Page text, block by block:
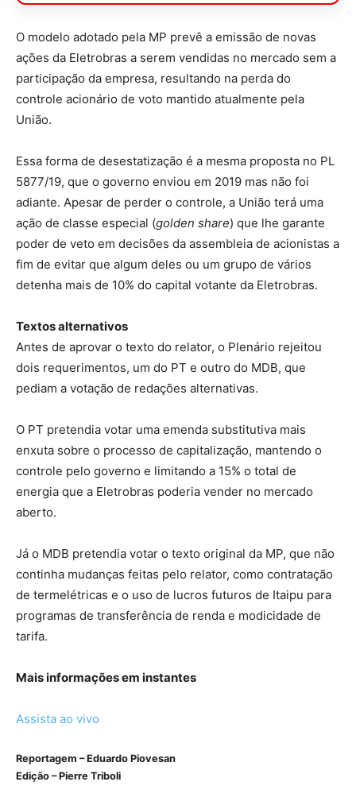
O modelo adotado pela MP prevê a emissão de novas
ações da Eletrobras a serem vendidas no mercado sem a
participação da empresa, resultando na perda do
controle acionário de voto mantido atualmente pela
União.
Essa forma de desestatização é a mesma proposta no PL
5877/19, que o governo enviou em 2019 mas não foi
adiante. Apesar de perder o controle, a União terá uma
ação de classe especial (golden share) que lhe garante
poder de veto em decisões da assembleia de acionistas a
fim de evitar que algum deles ou um grupo de vários
detenha mais de 10% do capital votante da Eletrobras.
Textos alternativos
Antes de aprovar o texto do relator, o Plenário rejeitou
dois requerimentos, um do PT e outro do MDB, que
pediam a votação de redações alternativas.
O PT pretendia votar uma emenda substitutiva mais
enxuta sobre o processo de capitalização, mantendo o
controle pelo governo e limitando a 15% o total de
energia que a Eletrobras poderia vender no mercado
aberto.
Já o MDB pretendia votar o texto original da MP, que não
continha mudanças feitas pelo relator, como contratação
de termelétricas e o uso de lucros futuros de Itaipu para
programas de transferência de renda e modicidade de
tarifa.
Mais informações em instantes
Assista ao vivo
Reportagem – Eduardo Piovesan
Edição – Pierre Triboli